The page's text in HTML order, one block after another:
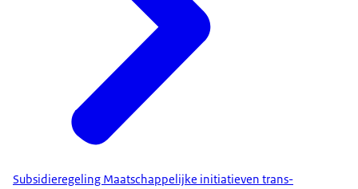
Subsidieregeling Maatschappelijke initiatieven trans-